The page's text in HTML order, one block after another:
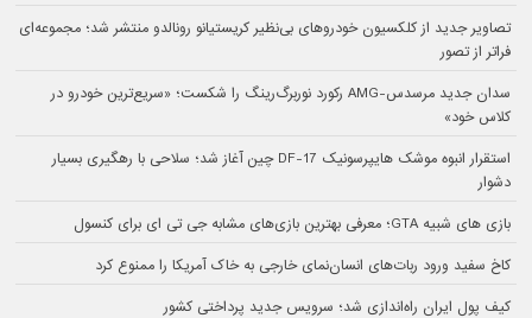
تصاویر جدید از کلکسیون خودروهای بی‌نظیر کریستیانو رونالدو منتشر شد؛ مجموعه‌ای
فراتر از تصور
سدان جدید مرسدس-AMG رکورد نوربرگ‌رینگ را شکست؛ «سریع‌ترین خودرو در
کلاس خود»
استقرار انبوه موشک هایپرسونیک DF-17 چین آغاز شد؛ سلاحی با رهگیری بسیار
دشوار
بازی های شبیه GTA؛ معرفی بهترین بازی‌های مشابه جی تی ای برای کنسول
کاخ سفید ورود ربات‌های انسان‌نمای خارجی به خاک آمریکا را ممنوع کرد
کیف پول ایران راه‌اندازی شد؛ سرویس جدید پرداختی کشور